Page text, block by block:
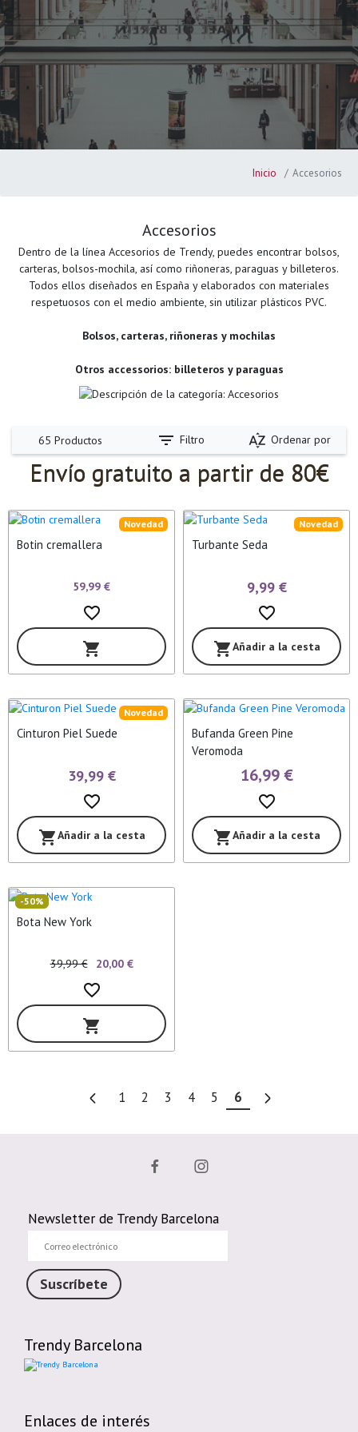
Inicio Accesorios
Accesorios
Dentro de la línea Accesorios de Trendy, puedes encontrar bolsos,
carteras, bolsos-mochila, así como riñoneras, paraguas y billeteros.
Todos ellos diseñados en España y elaborados con materiales
respetuosos con el medio ambiente, sin utilizar plásticos PVC.
Bolsos, carteras, riñoneras y mochilas
Otros accessorios: billeteros y paraguas
65 Productos filter_list Filtro sort_by_alpha Ordenar por
Envío gratuito a partir de 80€
Botin cremallera
Novedad
59,99 €
favorite_border
shopping_cart
Turbante Seda
Novedad
9,99 €
favorite_border
shopping_cartAñadir a la cesta
Cinturon Piel Suede
Novedad
39,99 €
favorite_border
shopping_cartAñadir a la cesta
Bufanda Green Pine
Veromoda
16,99 €
favorite_border
shopping_cartAñadir a la cesta
Bota New York
-50%
39,99 € 20,00 €
favorite_border
shopping_cart
1 2 3 4 5 6
Newsletter de Trendy Barcelona
electrónico
Suscríbete
Trendy Barcelona
Enlaces de interés